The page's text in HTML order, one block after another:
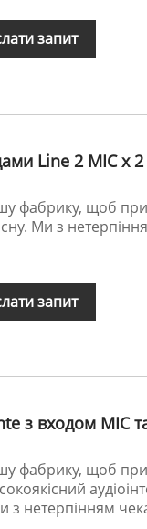
запит
Line 2 MIC x
фабрику, щоб
Ми з
запит
з входом MIC та
фабрику, щоб
з нетерпінням